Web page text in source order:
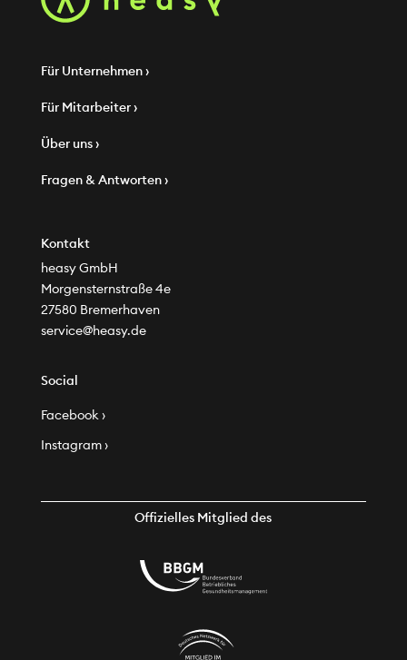
Für Unternehmen ›
Für Mitarbeiter ›
Über uns ›
Fragen & Antworten ›
Kontakt
heasy GmbH
Morgensternstraße 4e
27580 Bremerhaven
service@heasy.de
Social
Facebook ›
Instagram ›
Offizielles Mitglied des